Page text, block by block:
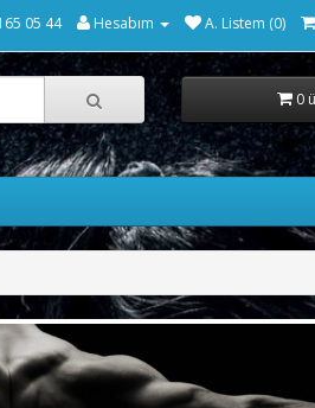
05 44 Hesabım A. Listem (0)
0